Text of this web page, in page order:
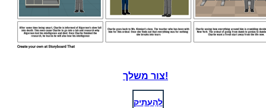
צור משלך!
לְהַעְתִיק